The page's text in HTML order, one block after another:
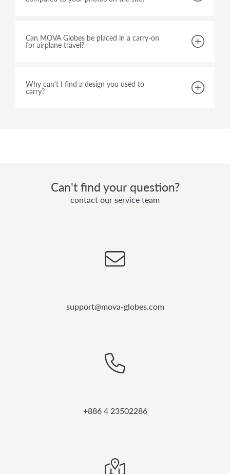
Can MOVA Globes be placed in a carry-on
for airplane travel?
Why can't I find a design you used to
carry?
Can't find your question?
contact our service team
support@mova-globes.com
+886 4 23502286